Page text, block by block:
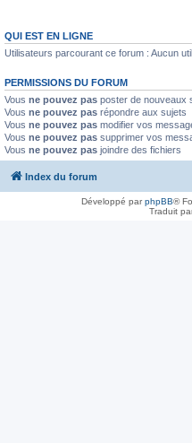
QUI EST EN LIGNE
Utilisateurs parcourant ce forum : Aucun
PERMISSIONS DU FORUM
Vous ne pouvez pas poster de nouveaux
Vous ne pouvez pas répondre aux sujets
Vous ne pouvez pas modifier vos
Vous ne pouvez pas supprimer vos
Vous ne pouvez pas joindre des fichiers
Index du forum
Développé parphpBB®
Traduit